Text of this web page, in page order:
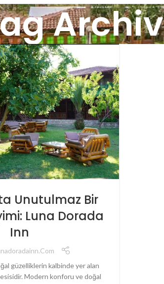
Unutulmaz Bir
Luna Dorada
Inn
güzelliklerin kalbinde yer alan
Modern konforu ve doğal